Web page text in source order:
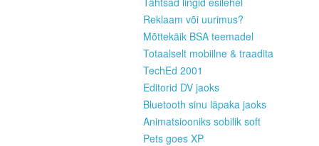
Reklaam või uurimus?
Mõttekäik BSA teemadel
Totaalselt mobiilne & traadita
TechEd 2001
Editorid DV jaoks
Bluetooth sinu läpaka jaoks
Animatsiooniks sobilik soft
Pets goes XP